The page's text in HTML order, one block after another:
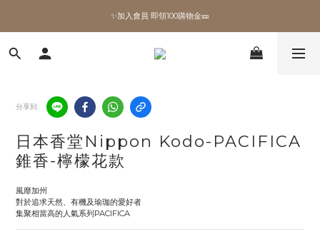
✨加入會員 即領100購物金🎫
✨加入會員 即領100購物金🎫
全館滿額現折🔥
✨加入會員 即領100購物金🎫
分享到
日本香堂Nippon Kodo-PACIFICA
錐香-檸檬花款
風靡加州
對於追求天然、有機及瑜珈的愛好者
集聚相當高的人氣系列PACIFICA